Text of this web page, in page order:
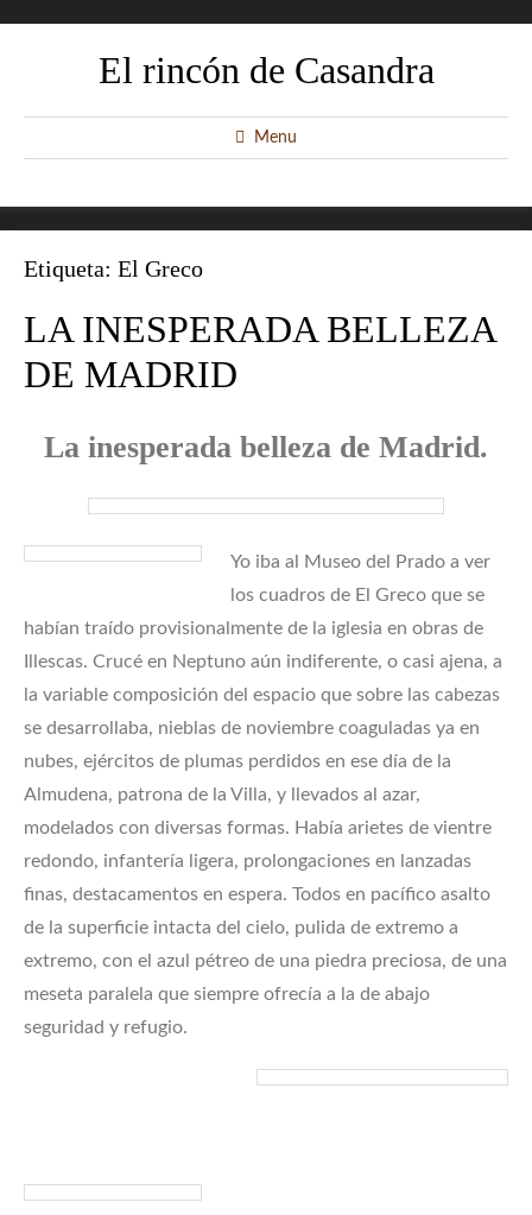
El rincón de Casandra
Menu
Etiqueta: El Greco
LA INESPERADA BELLEZA
DE MADRID
La inesperada belleza de Madrid.
Yo iba al Museo del Prado a ver
los cuadros de El Greco que se
habían traído provisionalmente de la iglesia en obras de
Illescas. Crucé en Neptuno aún indiferente, o casi ajena, a
la variable composición del espacio que sobre las cabezas
se desarrollaba, nieblas de noviembre coaguladas ya en
nubes, ejércitos de plumas perdidos en ese día de la
Almudena, patrona de la Villa, y llevados al azar,
modelados con diversas formas. Había arietes de vientre
redondo, infantería ligera, prolongaciones en lanzadas
finas, destacamentos en espera. Todos en pacífico asalto
de la superficie intacta del cielo, pulida de extremo a
extremo, con el azul pétreo de una piedra preciosa, de una
meseta paralela que siempre ofrecía a la de abajo
seguridad y refugio.